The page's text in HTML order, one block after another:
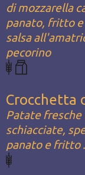
di mozzarella
panato, fritto
salsa
pecorino
Crocchetta
Patate fresche
schiacciate,
panato e fritto .